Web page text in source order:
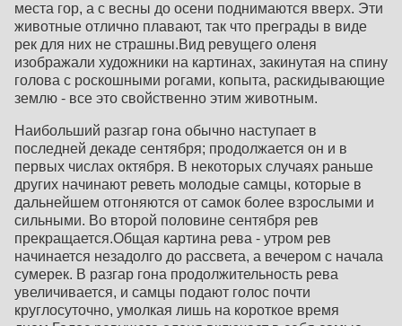
места гор, а с весны до осени поднимаются вверх. Эти
животные отлично плавают, так что преграды в виде
рек для них не страшны.Вид ревущего оленя
изображали художники на картинах, закинутая на спину
голова с роскошными рогами, копыта, раскидывающие
землю - все это свойственно этим животным.
Наибольший разгар гона обычно наступает в
последней декаде сентября; продолжается он и в
первых числах октября. В некоторых случаях раньше
других начинают реветь молодые самцы, которые в
дальнейшем отгоняются от самок более взрослыми и
сильными. Во второй половине сентября рев
прекращается.Общая картина рева - утром рев
начинается незадолго до рассвета, а вечером с начала
сумерек. В разгар гона продолжительность рева
увеличивается, и самцы подают голос почти
круглосуточно, умолкая лишь на короткое время